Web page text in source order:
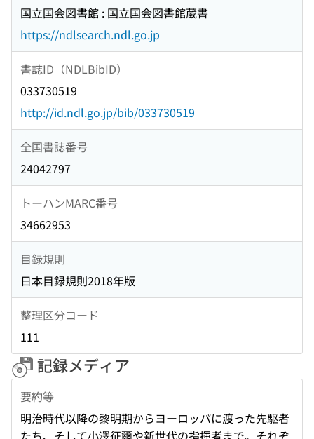
国立国会図書館 : 国立国会図書館蔵書
https://ndlsearch.ndl.go.jp
書誌ID（NDLBibID）
033730519
http://id.ndl.go.jp/bib/033730519
全国書誌番号
24042797
トーハンMARC番号
34662953
目録規則
日本目録規則2018年版
整理区分コード
111
記録メディア
要約等
明治時代以降の黎明期からヨーロッパに渡った先駆者
たち、そして小澤征爾や新世代の指揮者まで。それぞ